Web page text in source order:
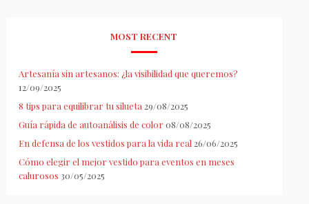
MOST RECENT
Artesanía sin artesanos: ¿la visibilidad que queremos?
12/09/2025
8 tips para equilibrar tu silueta 29/08/2025
Guía rápida de autoanálisis de color 08/08/2025
En defensa de los vestidos para la vida real 26/06/2025
Cómo elegir el mejor vestido para eventos en meses
calurosos 30/05/2025